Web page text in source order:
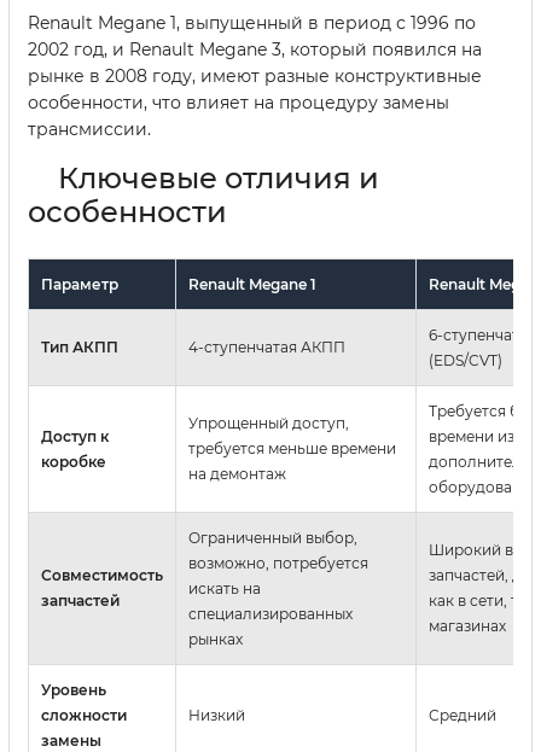
Renault Megane 1, выпущенный в период с 1996 по
2002 год, и Renault Megane 3, который появился на
рынке в 2008 году, имеют разные конструктивные
особенности, что влияет на процедуру замены
трансмиссии.
Ключевые отличия и
особенности
Параметр Renault Megane 1 Renault
Тип АКПП 4-ступенчатая АКПП
6-
(EDS/CVT)
Доступ к
коробке
Упрощенный доступ,
требуется меньше времени
на демонтаж
Требуется
времени из-за
Совместимость
запчастей
Ограниченный выбор,
возможно, потребуется
искать на
специализированных
рынках
Широкий
запчастей,
как в сети, так
магазинах
Уровень
сложности
замены
Низкий Средний